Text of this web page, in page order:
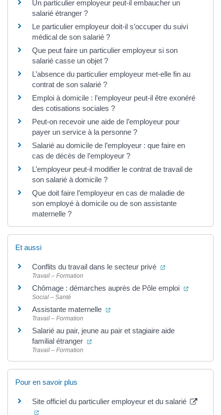
Un particulier employeur peut-il embaucher un
salarié étranger ?
Le particulier employeur doit-il s’occuper du suivi
médical de son salarié ?
Que peut faire un particulier employeur si son
salarié casse un objet ?
L’absence du particulier employeur met-elle fin au
contrat de son salarié ?
Emploi à domicile : l’employeur peut-il être exonéré
des cotisations sociales ?
Peut-on recevoir une aide de l’employeur pour
payer un service à la personne ?
Salarié au domicile de l’employeur : que faire en
cas de décès de l’employeur ?
L’employeur peut-il modifier le contrat de travail de
son salarié à domicile ?
Que doit faire l’employeur en cas de maladie de
son employé à domicile ou de son assistante
maternelle ?
Et aussi
Conflits du travail dans le secteur privé (ouverture dans
Travail – Formation
Chômage : démarches auprès de Pôle emploi
Social – Santé
Assistante maternelle (ouverture dans un nouvel onglet)
Travail – Formation
Salarié au pair, jeune au pair et stagiaire aide
familial étranger
(ouverture dans un nouvel onglet)
Travail – Formation
Pour en savoir plus
Site officiel du particulier employeur et du salarié
(ouverture dans un nouvel onglet)